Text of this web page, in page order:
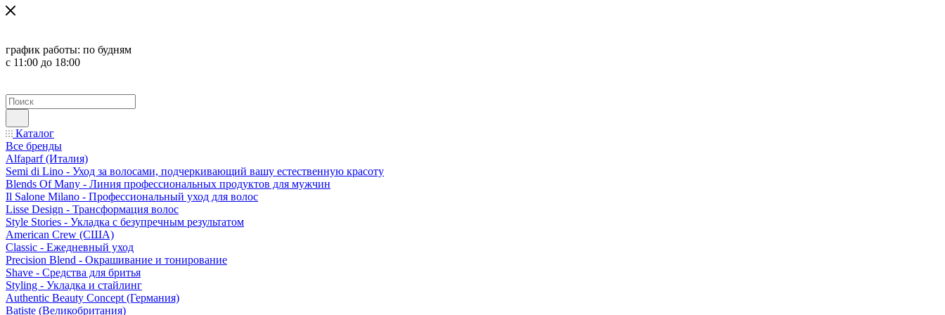
график работы: по будням
с 11:00 до 18:00
Каталог
Все бренды
Alfaparf (Италия)
Semi di Lino - Уход за волосами, подчеркивающий вашу естественную красоту
Blends Of Many - Линия профессиональных продуктов для мужчин
Il Salone Milano - Профессиональный уход для волос
Lisse Design - Трансформация волос
Style Stories - Укладка с безупречным результатом
American Crew (США)
Classic - Ежедневный уход
Precision Blend - Окрашивание и тонирование
Shave - Средства для бритья
Styling - Укладка и стайлинг
Authentic Beauty Concept (Германия)
Batiste (Великобритания)